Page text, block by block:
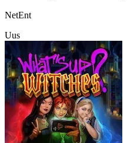
NetEnt
Uus